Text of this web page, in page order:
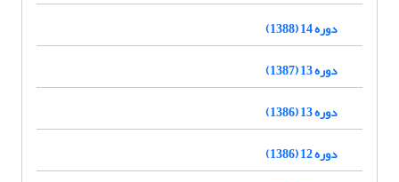
دوره 14 (1388)
دوره 13 (1387)
دوره 13 (1386)
دوره 12 (1386)